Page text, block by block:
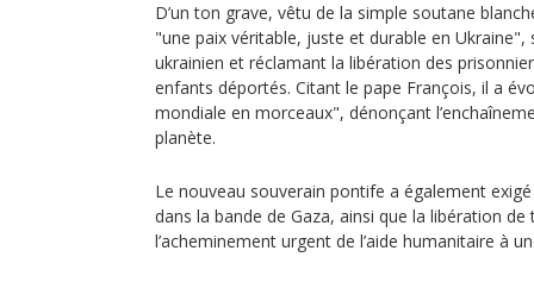
D’un ton grave, vêtu de la simple soutane
"une paix véritable, juste et durable en Ukraine",
ukrainien et réclamant la libération des
enfants déportés. Citant le pape François, il a
mondiale en morceaux", dénonçant
planète.
Le nouveau souverain pontife a également
dans la bande de Gaza, ainsi que la libération
l’acheminement urgent de l’aide humanitaire à